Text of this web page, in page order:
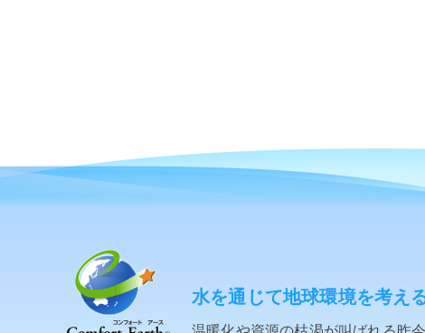
水を通じて地球環境を考え